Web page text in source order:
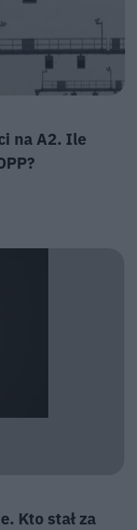
na A2. Ile
Kto stał za